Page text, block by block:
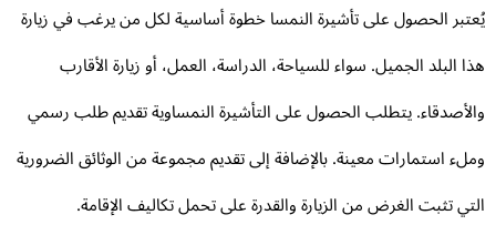
الحصول على تأشيرة النمسا خطوة أساسية لكل من يرغب في زيارة
البلد الجميل. سواء للسياحة، الدراسة، العمل، أو زيارة الأقارب
يتطلب الحصول على التأشيرة النمساوية تقديم طلب رسمي
استمارات معينة. بالإضافة إلى تقديم مجموعة من الوثائق الضرورية
تثبت الغرض من الزيارة والقدرة على تحمل تكاليف الإقامة.